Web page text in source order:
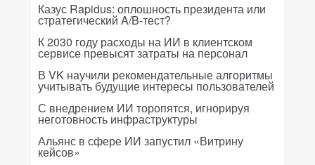
Казус Rapidus: оплошность президента или
стратегический A/B-тест?
К 2030 году расходы на ИИ в клиентском
сервисе превысят затраты на персонал
В VK научили рекомендательные алгоритмы
учитывать будущие интересы пользователей
С внедрением ИИ торопятся, игнорируя
неготовность инфраструктуры
Альянс в сфере ИИ запустил «Витрину
кейсов»